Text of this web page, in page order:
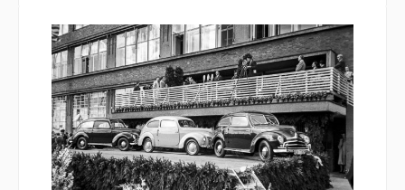
Bildergalerie überspringen